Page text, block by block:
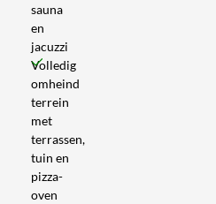
sauna
en
jacuzzi
Volledig
omheind
terrein
met
terrassen,
tuin en
pizza-
oven